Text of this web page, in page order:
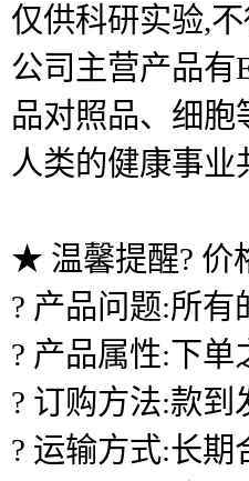
仅供科研实验,
公司主营产品有
品对照品、细胞
人类的健康事
★ 温馨提醒? 价
? 产品问题:所
? 产品属性:下
? 订购方法:款
? 运输方式:长